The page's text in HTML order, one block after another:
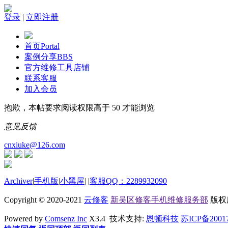
登录 | 立即注册
首页Portal
案例分享BBS
官方维修工具店铺
联系客服
加入会员
抱歉，本帖要求阅读权限高于 50 才能浏览
意见反馈
cnxiuke@126.com
Archiver|手机版|小黑屋| |客服QQ：2289932090
Copyright © 2020-2021 云修客 新吴区修客手机维修服务部 版权
Powered by Comsenz Inc X3.4 技术支持: 恩顿科技 苏ICP备